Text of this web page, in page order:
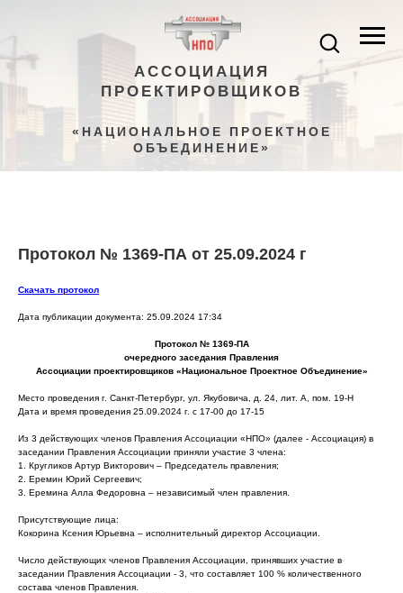
АССОЦИАЦИЯ
ПРОЕКТИРОВЩИКОВ
«НАЦИОНАЛЬНОЕ ПРОЕКТНОЕ
ОБЪЕДИНЕНИЕ»
Протокол № 1369-ПА от 25.09.2024 г
Скачать протокол
Дата публикации документа: 25.09.2024 17:34
Протокол № 1369-ПА
очередного заседания Правления
Ассоциации проектировщиков «Национальное Проектное Объединение»
Место проведения г. Санкт-Петербург, ул. Якубовича, д. 24, лит. А, пом. 19-Н
Дата и время проведения 25.09.2024 г. с 17-00 до 17-15
Из 3 действующих членов Правления Ассоциации «НПО» (далее - Ассоциация) в
заседании Правления Ассоциации приняли участие 3 члена:
1. Кругликов Артур Викторович – Председатель правления;
2. Еремин Юрий Сергеевич;
3. Еремина Алла Федоровна – независимый член правления.
Присутствующие лица:
Кокорина Ксения Юрьевна – исполнительный директор Ассоциации.
Число действующих членов Правления Ассоциации, принявших участие в
заседании Правления Ассоциации - 3, что составляет 100 % количественного
состава членов Правления.